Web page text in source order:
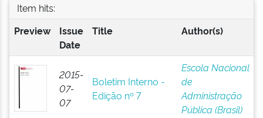
Item hits:
Preview
Issue
Date
Title Author(s)
2015-
07-
07
Boletim Interno -
Edição nº 7
Escola Nacional
de
Administração
Pública (Brasil)